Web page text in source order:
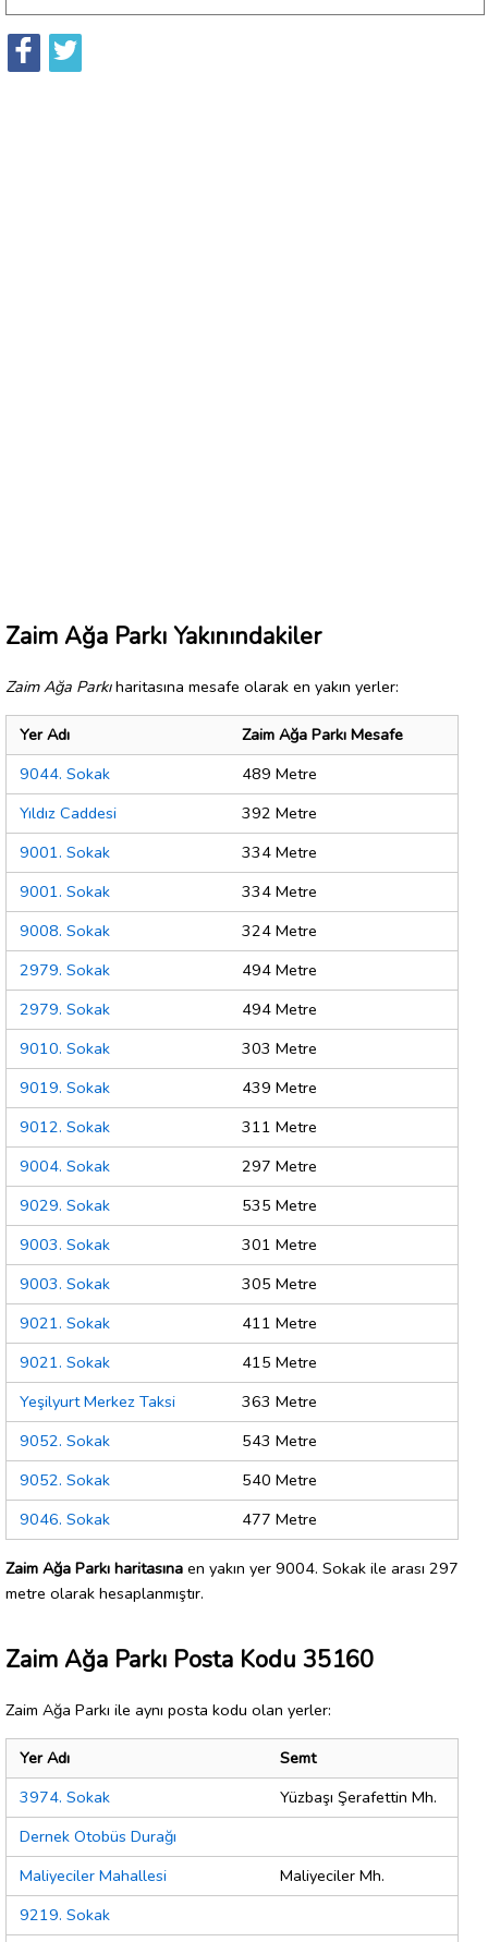
Zaim Ağa Parkı Yakınındakiler
Zaim Ağa Parkıharitasına mesafe olarak en yakın yerler:
Yer Adı
Zaim Ağa Parkı Mesafe
9044. Sokak
489 Metre
Yıldız Caddesi
392 Metre
9001. Sokak
334 Metre
9001. Sokak
334 Metre
9008. Sokak
324 Metre
2979. Sokak
494 Metre
2979. Sokak
494 Metre
9010. Sokak
303 Metre
9019. Sokak
439 Metre
9012. Sokak
311 Metre
9004. Sokak
297 Metre
9029. Sokak
535 Metre
9003. Sokak
301 Metre
9003. Sokak
305 Metre
9021. Sokak
411 Metre
9021. Sokak
415 Metre
Yeşilyurt Merkez Taksi
363 Metre
9052. Sokak
543 Metre
9052. Sokak
540 Metre
9046. Sokak
477 Metre
Zaim Ağa Parkı haritasına en yakın yer 9004. Sokak ile arası 297
metre olarak hesaplanmıştır.
Zaim Ağa Parkı Posta Kodu 35160
Zaim Ağa Parkı ile aynı posta kodu olan yerler:
Yer Adı
Semt
3974. Sokak
Yüzbaşı Şerafettin Mh.
Dernek Otobüs Durağı
Maliyeciler Mahallesi
Maliyeciler Mh.
9219. Sokak